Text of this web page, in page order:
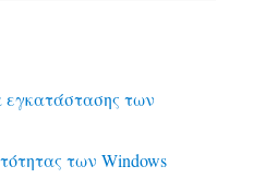
εγκατάστασης των
των Windows